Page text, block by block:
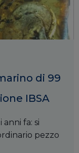
di 99
IBSA
fa: si
pezzo